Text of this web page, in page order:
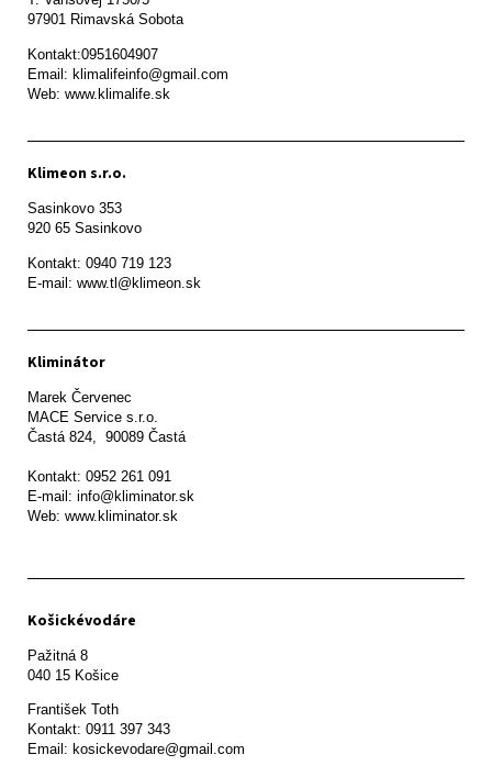
97901 Rimavská Sobota
Kontakt:0951604907
Email: klimalifeinfo@gmail.com
Web: www.klimalife.sk
Klimeon s.r.o.
Sasinkovo 353
920 65 Sasinkovo
Kontakt: 0940 719 123
E-mail: www.tl@klimeon.sk
Kliminátor
Marek Červenec
MACE Service s.r.o.
Častá 824,  90089 Častá
Kontakt: 0952 261 091
E-mail: info@kliminator.sk
Web: www.kliminator.sk
Košickévodáre
Pažitná 8
František Toth
Kontakt: 0911 397 343
Email: kosickevodare@gmail.com